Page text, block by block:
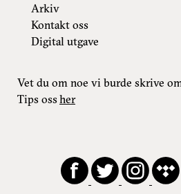
Arkiv
Kontakt oss
Digital utgave
Vet du om noe vi burde skrive
Tips ossher